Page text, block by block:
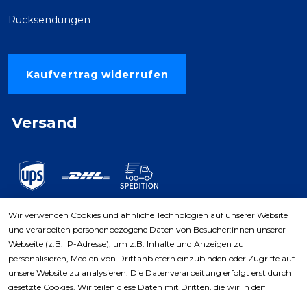
Rücksendungen
Kaufvertrag widerrufen
Versand
Zahlungsarten
Wir verwenden Cookies und ähnliche Technologien auf unserer Website
und verarbeiten personenbezogene Daten von Besucher:innen unserer
Webseite (z.B. IP-Adresse), um z.B. Inhalte und Anzeigen zu
personalisieren, Medien von Drittanbietern einzubinden oder Zugriffe auf
unsere Website zu analysieren. Die Datenverarbeitung erfolgt erst durch
gesetzte Cookies. Wir teilen diese Daten mit Dritten, die wir in den